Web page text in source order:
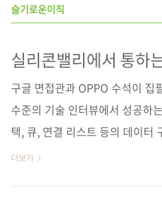
슬기로운이직
실리콘밸리에서 통하
구글 면접관과 OPPO 수석이 집
수준의 기술 인터뷰에서 성공하
택, 큐, 연결 리스트 등의 데이터
니언 파인드 등의 알고리즘을 살
더보기